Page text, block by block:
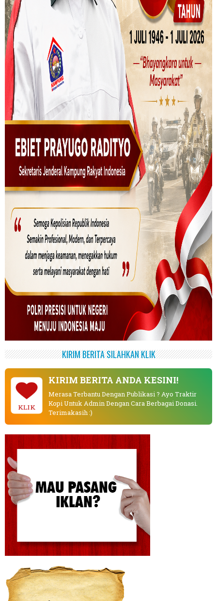
KIRIM BERITA SILAHKAN KLIK
KLIK
KIRIM BERITA ANDA KESINI!
Merasa Terbantu Dengan Publikasi ? Ayo Traktir
Kopi Untuk Admin Dengan Cara Berbagai Donasi.
Terimakasih :)